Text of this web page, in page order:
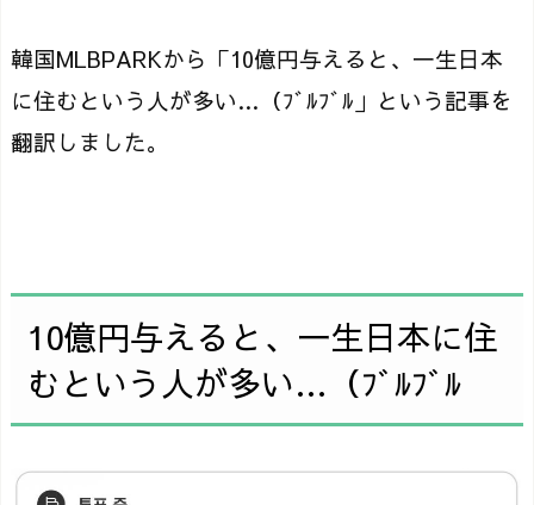
韓国MLBPARKから「10億円与えると、一生日本
に住むという人が多い…（ﾌﾞﾙﾌﾞﾙ」という記事を
翻訳しました。
10億円与えると、一生日本に住
むという人が多い…（ﾌﾞﾙﾌﾞﾙ